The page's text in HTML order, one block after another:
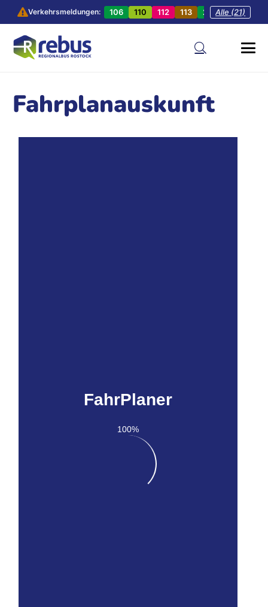
Verkehrsmeldungen: 106 110 112 113 201 202
Alle (21)
Fahrplanauskunft